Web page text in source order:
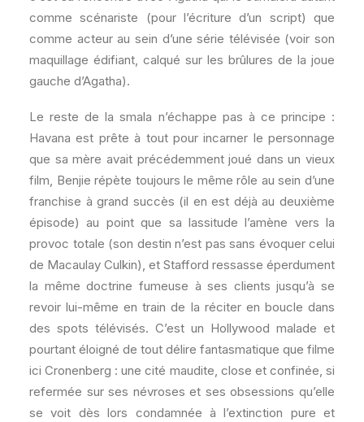
comme scénariste (pour l’écriture d’un script) que
comme acteur au sein d’une série télévisée (voir son
maquillage édifiant, calqué sur les brûlures de la joue
gauche d’Agatha).
Le reste de la smala n’échappe pas à ce principe :
Havana est prête à tout pour incarner le personnage
que sa mère avait précédemment joué dans un vieux
film, Benjie répète toujours le même rôle au sein d’une
franchise à grand succès (il en est déjà au deuxième
épisode) au point que sa lassitude l’amène vers la
provoc totale (son destin n’est pas sans évoquer celui
de Macaulay Culkin), et Stafford ressasse éperdument
la même doctrine fumeuse à ses clients jusqu’à se
revoir lui-même en train de la réciter en boucle dans
des spots télévisés. C’est un Hollywood malade et
pourtant éloigné de tout délire fantasmatique que filme
ici Cronenberg : une cité maudite, close et confinée, si
refermée sur ses névroses et ses obsessions qu’elle
se voit dès lors condamnée à l’extinction pure et